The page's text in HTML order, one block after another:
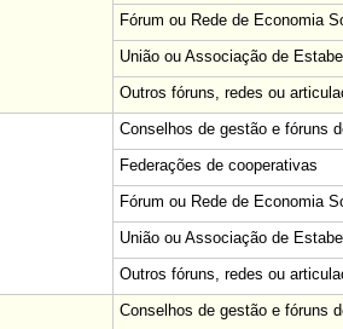
Fórum ou Rede de Economia
União ou Associação de
Outros fóruns, redes ou
Conselhos de gestão e fóruns
Federações de cooperativas
Fórum ou Rede de Economia
União ou Associação de
Outros fóruns, redes ou
Conselhos de gestão e fóruns